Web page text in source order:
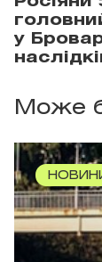
у
Може